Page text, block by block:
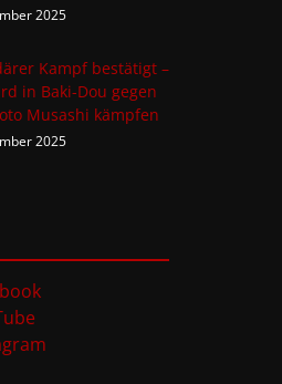
2025
Kampf bestätigt –
in Baki-Dou gegen
Musashi kämpfen
2025